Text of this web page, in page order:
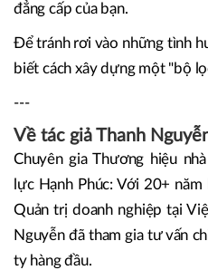
đẳng cấp của bạn.
Để tránh rơi vào những tình
biết cách xây dựng một "bộ
---
Về tác giả Thanh
Chuyên gia Thương hiệu
lực Hạnh Phúc​: Với 20+
Quản trị doanh nghiệp tại
Nguyễn đã tham gia tư vấn
ty hàng đầu.​